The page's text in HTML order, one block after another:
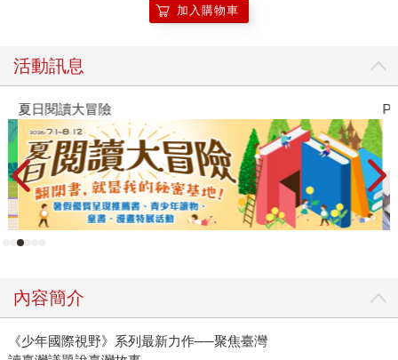
下，這本不算厚重的讀本也是從零開始，一個字、一個字，
字團隊，也要感謝美術設計團隊，他們必須處理大量圖文，
而且這次的封面設計更是一大挑戰。 《少年國際選讀》前
兩冊成功在讀者間留下深刻的印象，作為姊妹系列，我們一
方面希望延續系列感，又希望能走出屬於「臺灣」系列的風
格。在各方意見與時間壓力下，美術團隊提出了兩款封面設
計，我們都非常喜歡，難以抉擇。 最後的成果現在終於和
大家見面了，是好是壞，將交給讀者評判，我們也會心虛的
接受所有指教，成為系列下一本的養分。 這塊土地上的孩
子們一代代的成長，這個社會也在有機的發展。如同少年國
護的價值」！希望這本耗費團隊精心製作的好書，能帶給我
們的下一代更多啟發，去認識和守護臺灣的未來。
加入購物車
活動訊息
夏日閱讀大冒險
內容簡介
《少年國際視野》系列最新力作──聚焦臺灣